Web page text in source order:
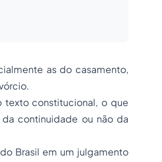
as do casamento,
texto constitucional, o que
continuidade ou não da
Brasil em um julgamento